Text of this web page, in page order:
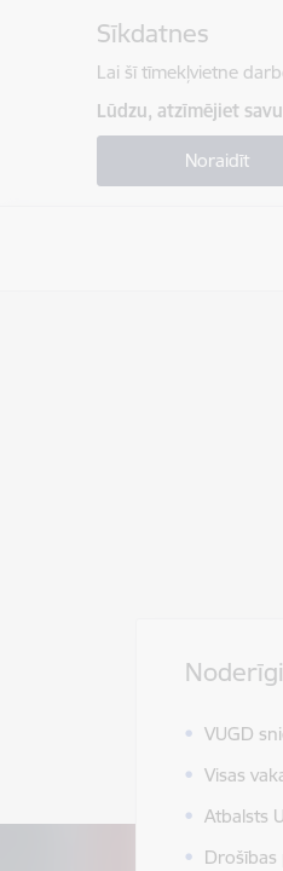
Sīkdatnes
Lai šī tīmekļvietne
Lūdzu, atzīmējiet
Noraidīt
Noderīgi
VUGD
Visas
Atbalsts
Drošības